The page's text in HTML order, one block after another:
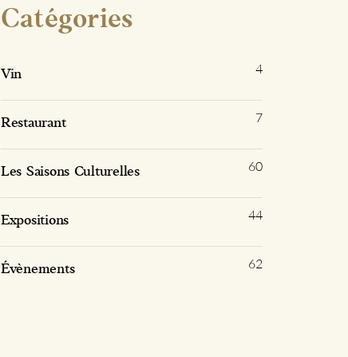
Catégories
Vin 4
Restaurant 7
Les Saisons Culturelles 60
Expositions 44
Évènements 62